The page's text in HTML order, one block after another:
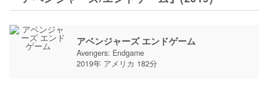
アベンジャーズ エンドゲーム
Avengers: Endgame
2019年 アメリカ 182分